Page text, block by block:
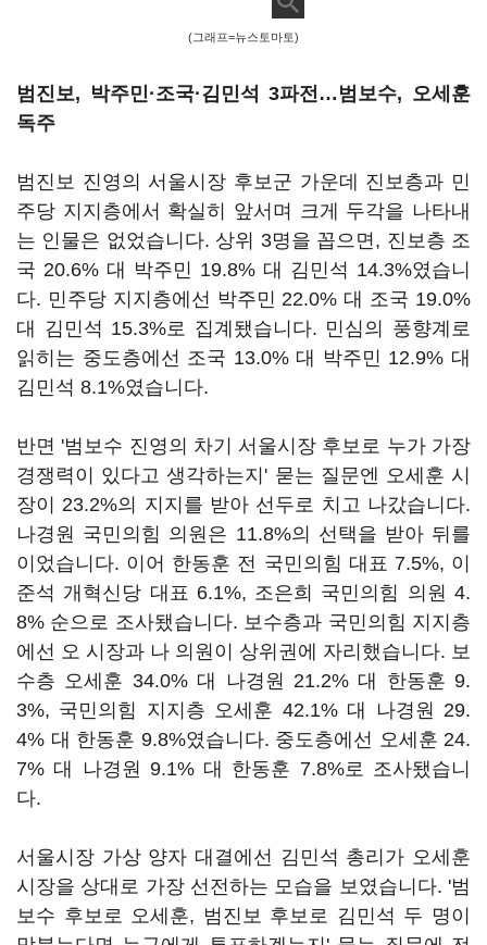
(그래프=뉴스토마토)
범진보, 박주민·조국·김민석 3파전…범보수, 오세훈
독주
범진보 진영의 서울시장 후보군 가운데 진보층과 민
주당 지지층에서 확실히 앞서며 크게 두각을 나타내
는 인물은 없었습니다. 상위 3명을 꼽으면, 진보층 조
국 20.6% 대 박주민 19.8% 대 김민석 14.3%였습니
다. 민주당 지지층에선 박주민 22.0% 대 조국 19.0%
대 김민석 15.3%로 집계됐습니다. 민심의 풍향계로
읽히는 중도층에선 조국 13.0% 대 박주민 12.9% 대
김민석 8.1%였습니다.
반면 '범보수 진영의 차기 서울시장 후보로 누가 가장
경쟁력이 있다고 생각하는지' 묻는 질문엔 오세훈 시
장이 23.2%의 지지를 받아 선두로 치고 나갔습니다.
나경원 국민의힘 의원은 11.8%의 선택을 받아 뒤를
이었습니다. 이어 한동훈 전 국민의힘 대표 7.5%, 이
준석 개혁신당 대표 6.1%, 조은희 국민의힘 의원 4.
8% 순으로 조사됐습니다. 보수층과 국민의힘 지지층
에선 오 시장과 나 의원이 상위권에 자리했습니다. 보
수층 오세훈 34.0% 대 나경원 21.2% 대 한동훈 9.
3%, 국민의힘 지지층 오세훈 42.1% 대 나경원 29.
4% 대 한동훈 9.8%였습니다. 중도층에선 오세훈 24.
7% 대 나경원 9.1% 대 한동훈 7.8%로 조사됐습니
다.
서울시장 가상 양자 대결에선 김민석 총리가 오세훈
시장을 상대로 가장 선전하는 모습을 보였습니다. '범
보수 후보로 오세훈, 범진보 후보로 김민석 두 명이